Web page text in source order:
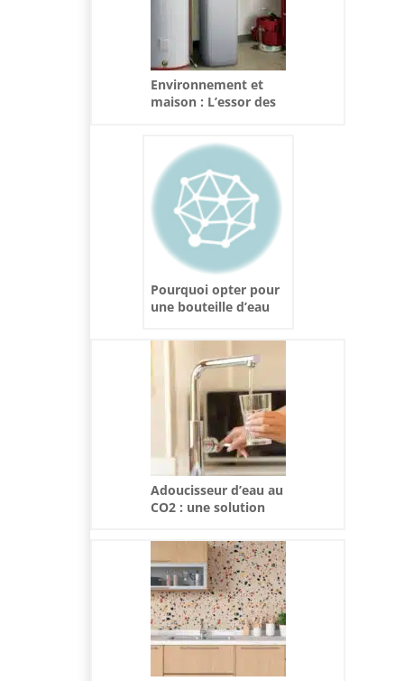
Environnement et
maison : L’essor des
Pourquoi opter pour
une bouteille d’eau
personnalisée ?
Adoucisseur d’eau au
CO2 : une solution